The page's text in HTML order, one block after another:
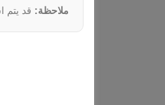
ملاحظة: قد يتم